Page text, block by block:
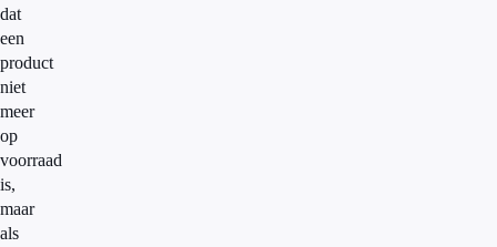
dat
een
product
niet
meer
op
voorraad
is,
maar
als